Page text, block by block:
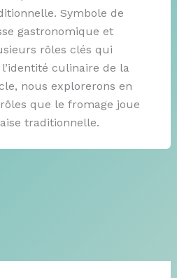
Symbole de
gastronomique et
rôles clés qui
culinaire de la
nous explorerons en
que le fromage joue
traditionnelle.